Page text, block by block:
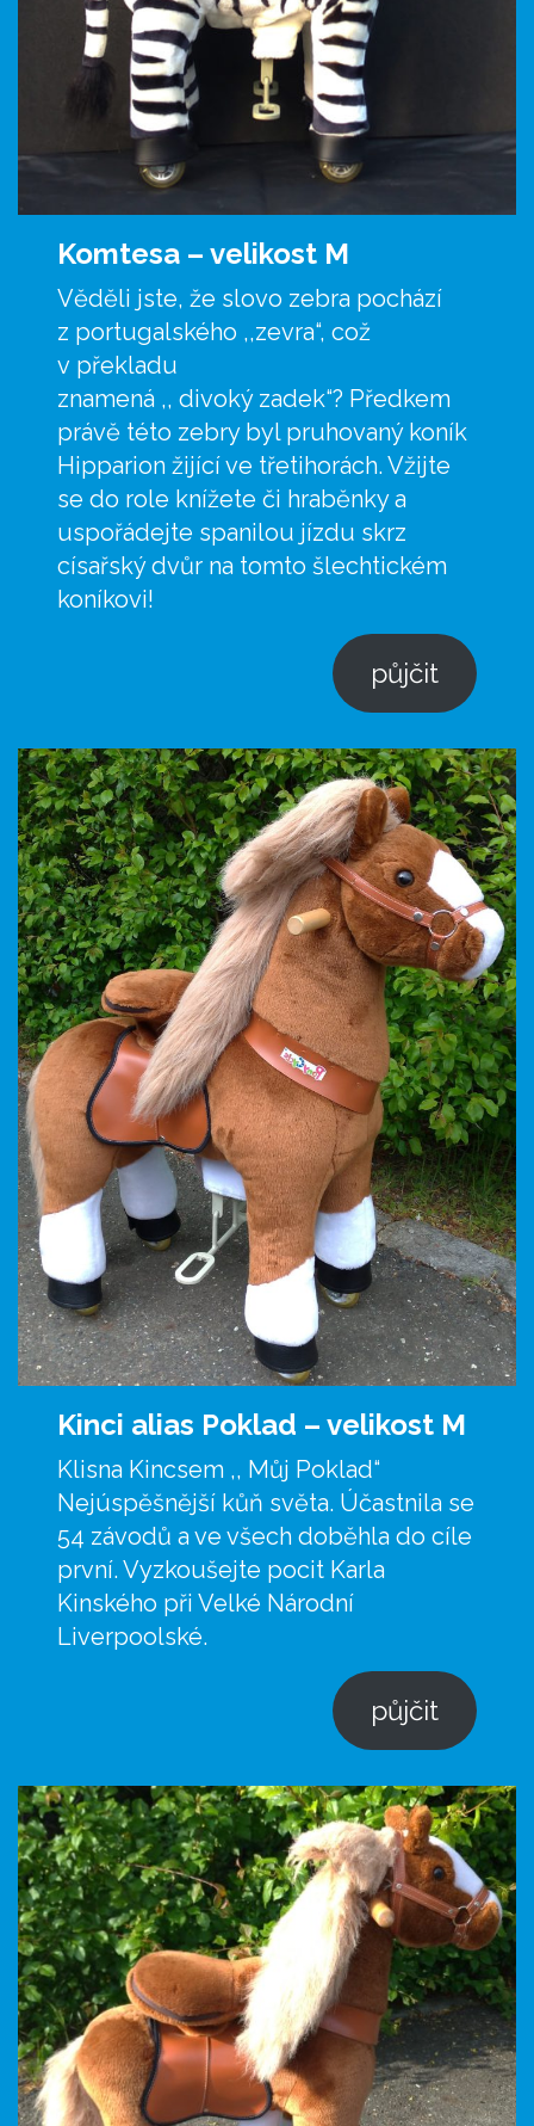
Komtesa –velikost M
Věděli jste, že slovo zebra pochází
z portugalského ,,zevra“, což
v překladu
znamená ,, divoký zadek“? Předkem
právě této zebry byl pruhovaný koník
Hipparion žijící ve třetihorách. Vžijte
se do role knížete či hraběnky a
uspořádejte spanilou jízdu skrz
císařský dvůr na tomto šlechtickém
koníkovi!
půjčit
Kinci alias Poklad –velikost M
Klisna Kincsem ,, Můj Poklad“
Nejúspěšnější kůň světa. Účastnila se
54 závodů a ve všech doběhla do cíle
první. Vyzkoušejte pocit Karla
Kinského při Velké Národní
Liverpoolské.
půjčit